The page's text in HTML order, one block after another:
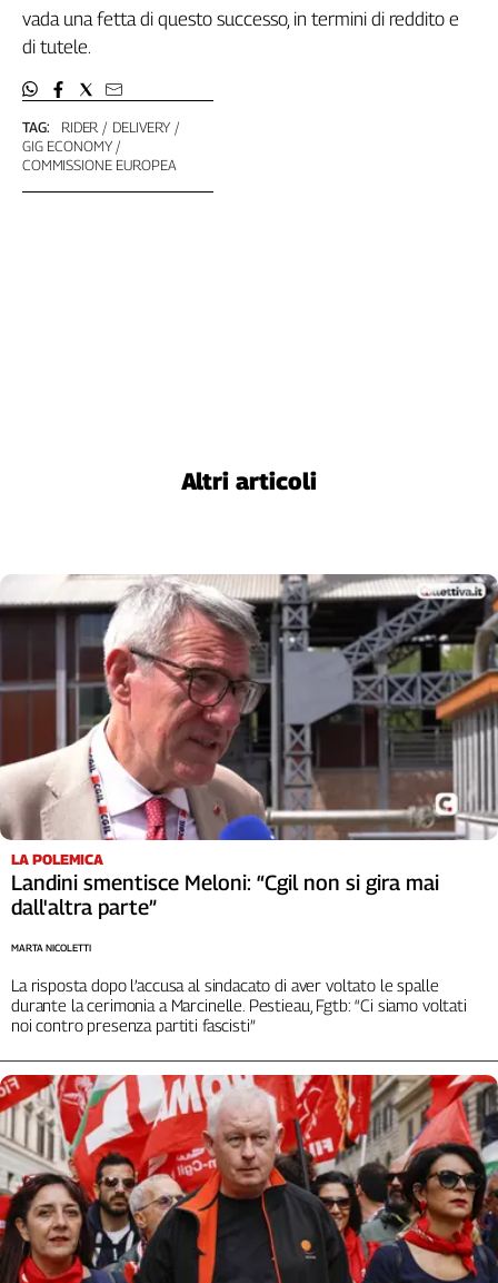
Cerca
Contatti
La
redazione
TAG: RIDER
DELIVERY
GIG ECONOMY
COMMISSIONE EUROPEA
vada una fetta di questo successo, in termini di reddito e
di tutele.
Altri articoli
LA POLEMICA
Landini smentisce Meloni: “Cgil non si gira mai
dall'altra parte”
La risposta dopo l’accusa al sindacato di aver voltato le spalle
durante la cerimonia a Marcinelle. Pestieau, Fgtb: “Ci siamo voltati
noi contro presenza partiti fascisti”
MARTA NICOLETTI